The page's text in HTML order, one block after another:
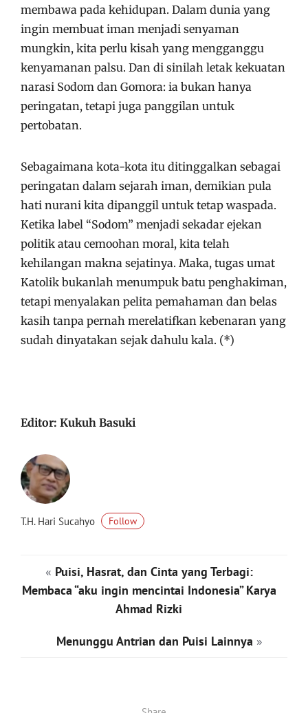
membawa pada kehidupan. Dalam dunia yang
ingin membuat iman menjadi senyaman
mungkin, kita perlu kisah yang mengganggu
kenyamanan palsu. Dan di sinilah letak kekuatan
narasi Sodom dan Gomora: ia bukan hanya
peringatan, tetapi juga panggilan untuk
pertobatan.
Sebagaimana kota-kota itu ditinggalkan sebagai
peringatan dalam sejarah iman, demikian pula
hati nurani kita dipanggil untuk tetap waspada.
Ketika label “Sodom” menjadi sekadar ejekan
politik atau cemoohan moral, kita telah
kehilangan makna sejatinya. Maka, tugas umat
Katolik bukanlah menumpuk batu penghakiman,
tetapi menyalakan pelita pemahaman dan belas
kasih tanpa pernah merelatifkan kebenaran yang
sudah dinyatakan sejak dahulu kala. (*)
Editor: Kukuh Basuki
T.H. Hari Sucahyo Follow
« Puisi, Hasrat, dan Cinta yang Terbagi:
Membaca “aku ingin mencintai Indonesia” Karya
Ahmad Rizki
Menunggu Antrian dan Puisi Lainnya »